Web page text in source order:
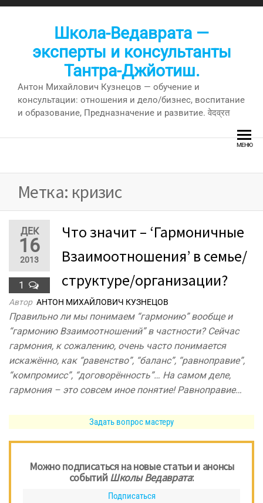
Перейти
Школа-Ведаврата —
эксперты и консультанты
Тантра-Джйотиш.
Антон Михайлович Кузнецов — обучение и
консультации: отношения и дело/бизнес, воспитание
и образование, Предназначение и развитие. वेदव्रत
МЕНЮ
Метка: кризис
ДЕК
16
2013
1
Что значит – ‘Гармоничные
Взаимоотношения’ в семье/
структуре/организации?
Автор АНТОН МИХАЙЛОВИЧ КУЗНЕЦОВ
Правильно ли мы понимаем “гармонию” вообще и
“гармонию Взаимоотношений” в частности? Сейчас
гармония, к сожалению, очень часто понимается
искажённо, как “равенство”, “баланс”, “равноправие”,
“компромисс”, “договорённость”… На самом деле,
гармония – это совсем иное понятие! Равноправие…
Задать вопрос мастеру
Можно подписаться на новые статьи и анонсы
событийШколы Ведаврата:
Подписаться